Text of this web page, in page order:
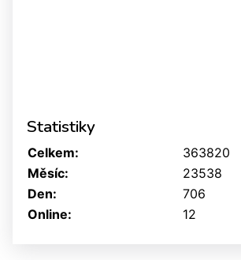
Statistiky
Online: 12
Celkem:
363820
Měsíc:
23538
Den:
706